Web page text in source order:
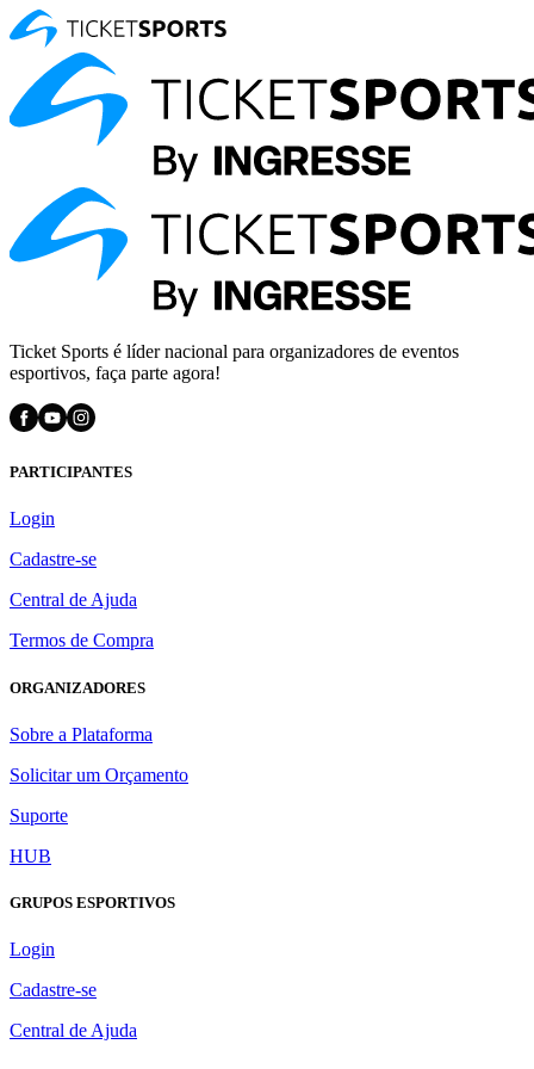
Ticket Sports é líder nacional para organizadores de eventos
esportivos, faça parte agora!
PARTICIPANTES
Login
Cadastre-se
Central de Ajuda
Termos de Compra
ORGANIZADORES
Sobre a Plataforma
Solicitar um Orçamento
Suporte
HUB
GRUPOS ESPORTIVOS
Login
Cadastre-se
Central de Ajuda